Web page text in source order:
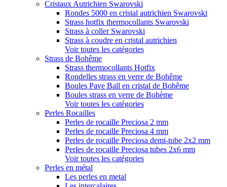
Cristaux Autrichien Swarovski
Rondes 5000 en cristal autrichien Swarovski
Strass hotfix thermocollants Swarovski
Strass à coller Swarovski
Strass à coudre en cristal autrichien
Voir toutes les catégories
Strass de Bohême
Strass thermocollants Hotfix
Rondelles strass en verre de Bohême
Boules Pave Ball en cristal de Bohême
Boules strass en verre de Bohème
Voir toutes les catégories
Perles Rocailles
Perles de rocaille Preciosa 2 mm
Perles de rocaille Preciosa 4 mm
Perles de rocaille Preciosa demi-tube 2x2 mm
Perles de rocaille Preciosa tubes 2x6 mm
Voir toutes les catégories
Perles en métal
Les perles en metal